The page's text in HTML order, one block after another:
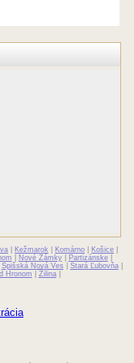
Kežmarok Komárno Košice
Nové Zámky| Partizánske|
Spišská Nová Ves Stará Ľubovňa|
Hronom Žilina|